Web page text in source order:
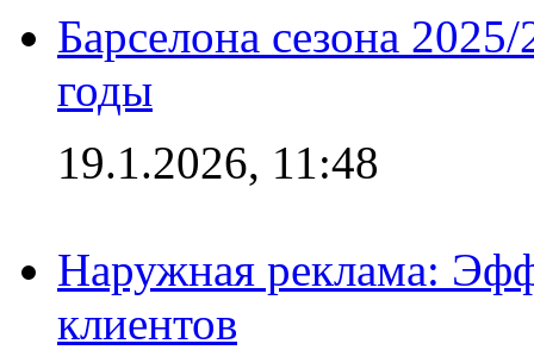
Барселона сезона
годы
19.1.2026, 11:48
Наружная реклама:
клиентов